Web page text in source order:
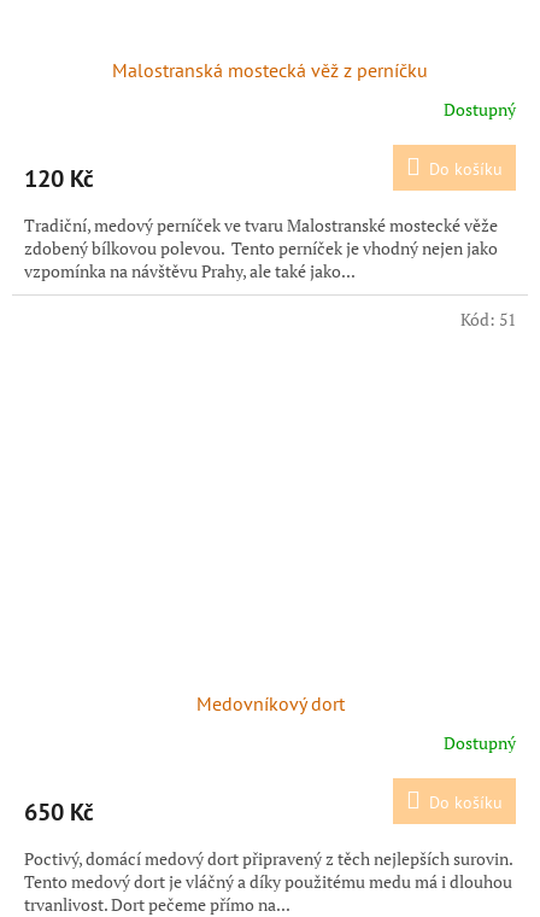
Malostranská mostecká věž z perníčku
Dostupný
120 Kč Do košíku
Tradiční, medový perníček ve tvaru Malostranské mostecké věže
zdobený bílkovou polevou. Tento perníček je vhodný nejen jako
vzpomínka na návštěvu Prahy, ale také jako...
Medovníkový dort
Dostupný
650 Kč Do košíku
Poctivý, domácí medový dort připravený z těch nejlepších surovin.
Tento medový dort je vláčný a díky použitému medu má i dlouhou
trvanlivost. Dort pečeme přímo na...
Kód: 51